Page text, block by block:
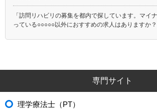
「訪問リハビリの募集を都内で探しています。マイ
っている○○○○○以外におすすめの求人はありますか？
専門サイト
理学療法士（PT）